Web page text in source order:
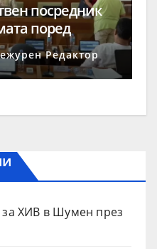
посредник
поред
Редактор
за ХИВ в Шумен през